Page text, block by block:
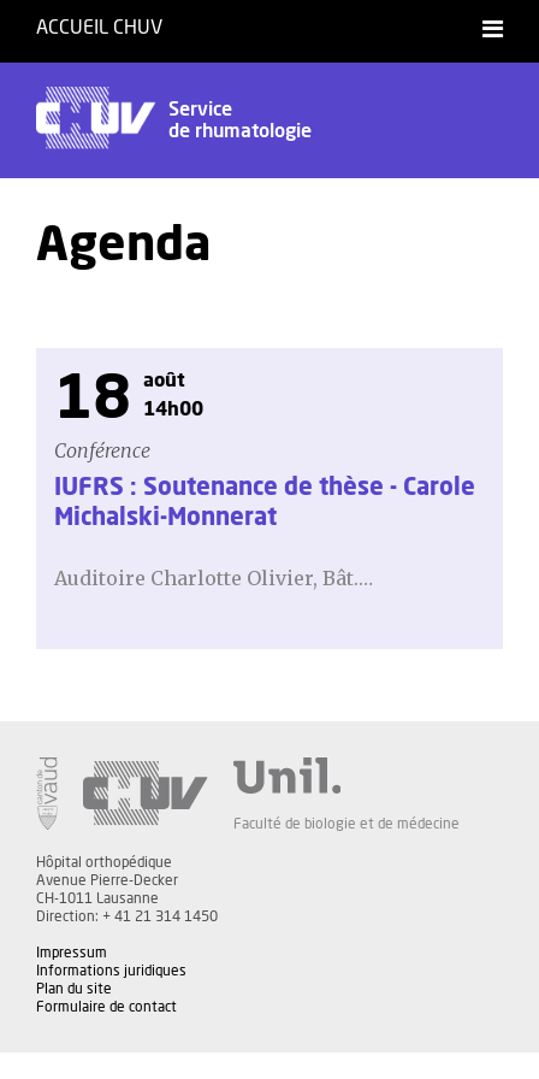
ACCUEIL CHUV
Service
de rhumatologie
Agenda
18
août
14h00
Conférence
IUFRS : Soutenance de thèse - Carole
Michalski-Monnerat
Auditoire Charlotte Olivier, Bât.…
Faculté de biologie et de médecine
Hôpital orthopédique
Avenue Pierre-Decker
CH-1011 Lausanne
Direction: + 41 21 314 1450
Impressum
Informations juridiques
Plan du site
Formulaire de contact